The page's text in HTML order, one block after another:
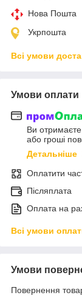
Нова Пошта
Укрпошта
Всі умови
Умови оплати
Ви
або гроші
Детальніше
Оплатити
Післяплата
Оплата на
Всі умови
Умови
Повернення